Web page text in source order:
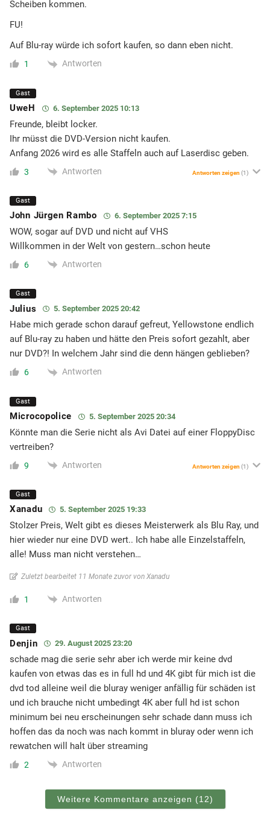
Scheiben kommen.
FU!
Auf Blu-ray würde ich sofort kaufen, so dann eben nicht.
1 Antworten
Gast
UweH 6. September 2025 10:13
Freunde, bleibt locker.
Ihr müsst die DVD-Version nicht kaufen.
Anfang 2026 wird es alle Staffeln auch auf Laserdisc geben.
3 Antworten Antworten zeigen (1)
Gast
John Jürgen Rambo 6. September 2025 7:15
WOW, sogar auf DVD und nicht auf VHS
Willkommen in der Welt von gestern…schon heute
6 Antworten
Gast
Julius 5. September 2025 20:42
Habe mich gerade schon darauf gefreut, Yellowstone endlich
auf Blu-ray zu haben und hätte den Preis sofort gezahlt, aber
nur DVD?! In welchem Jahr sind die denn hängen geblieben?
6 Antworten
Gast
Microcopolice 5. September 2025 20:34
Könnte man die Serie nicht als Avi Datei auf einer FloppyDisc
vertreiben?
9 Antworten Antworten zeigen (1)
Gast
Xanadu 5. September 2025 19:33
Stolzer Preis, Welt gibt es dieses Meisterwerk als Blu Ray, und
hier wieder nur eine DVD wert.. Ich habe alle Einzelstaffeln,
alle! Muss man nicht verstehen…
Zuletzt bearbeitet 11 Monate zuvor von Xanadu
1 Antworten
Gast
Denjin 29. August 2025 23:20
schade mag die serie sehr aber ich werde mir keine dvd
kaufen von etwas das es in full hd und 4K gibt für mich ist die
dvd tod alleine weil die bluray weniger anfällig für schäden ist
und ich brauche nicht umbedingt 4K aber full hd ist schon
minimum bei neu erscheinungen sehr schade dann muss ich
hoffen das da noch was nach kommt in bluray oder wenn ich
rewatchen will halt über streaming
2 Antworten
Weitere Kommentare anzeigen (12)